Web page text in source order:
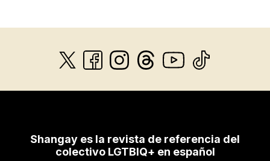
Shangay es la revista de referencia del
colectivo LGTBIQ+ en español